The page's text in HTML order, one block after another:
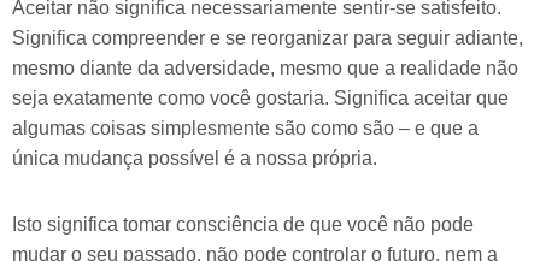
Aceitar não significa necessariamente sentir-se satisfeito.
Significa compreender e se reorganizar para seguir adiante,
mesmo diante da adversidade, mesmo que a realidade não
seja exatamente como você gostaria. Significa aceitar que
algumas coisas simplesmente são como são – e que a
única mudança possível é a nossa própria.
Isto significa tomar consciência de que você não pode
mudar o seu passado, não pode controlar o futuro, nem a